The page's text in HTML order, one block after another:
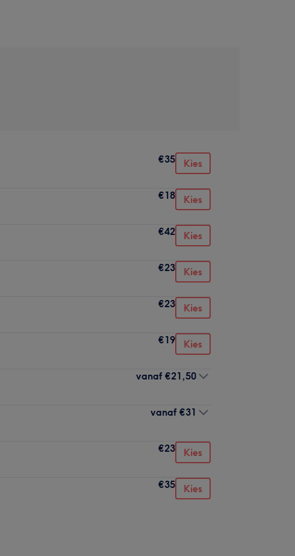
€35 Kies
€18 Kies
€42 Kies
€23 Kies
€23 Kies
€19 Kies
vanaf €21,50
vanaf €31
€23 Kies
€35 Kies